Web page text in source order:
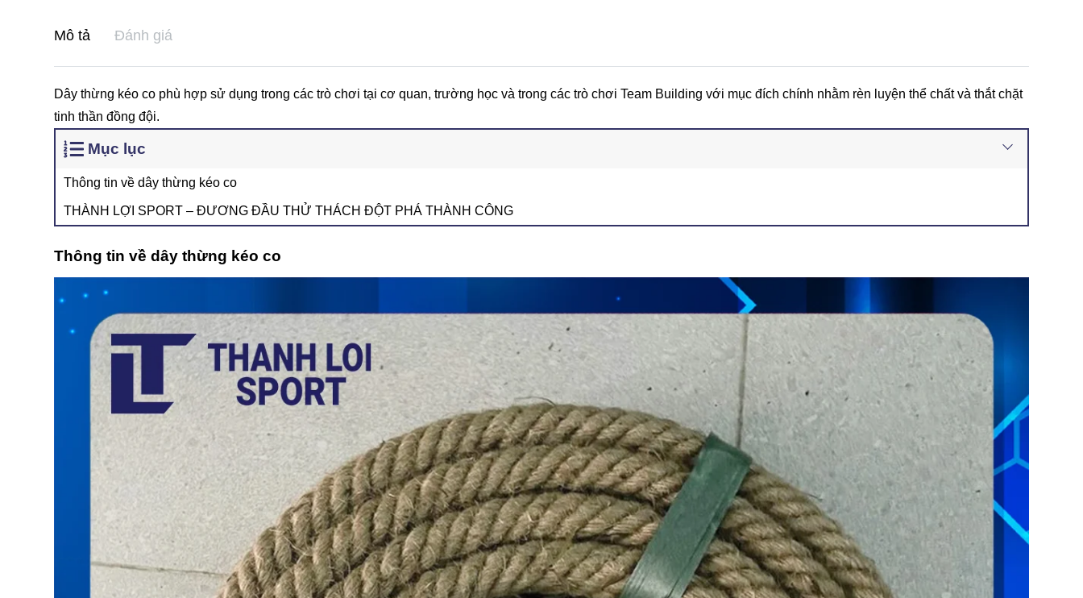
Mô tả Đánh giá
Dây thừng kéo co phù hợp sử dụng trong các trò chơi tại cơ quan, trường học và trong các trò chơi Team Building với mục đích chính nhằm rèn luyện thể chất và thắt chặt
tinh thần đồng đội.
Mục lục
Thông tin về dây thừng kéo co
THÀNH LỢI SPORT – ĐƯƠNG ĐẦU THỬ THÁCH ĐỘT PHÁ THÀNH CÔNG
Thông tin về dây thừng kéo co